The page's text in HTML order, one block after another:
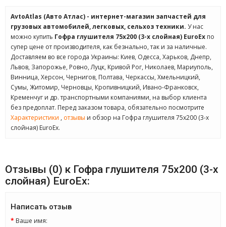
AvtoAtlas (Авто Атлас) - интернет-магазин запчастей для
грузовых автомобилей, легковых, сельхоз техники. У нас
можно купить Гофра глушителя 75x200 (3-х слойная) EuroEx по
супер цене от производителя, как безнально, так и за наличные.
Доставляем во все города Украины: Киев, Одесса, Харьков, Днепр,
Львов, Запорожье, Ровно, Луцк, Кривой Рог, Николаев, Мариуполь,
Винница, Херсон, Чернигов, Полтава, Черкассы, Хмельницкий,
Сумы, Житомир, Черновцы, Кропивницкий, Ивано-Франковск,
Кременчуг и др. транспортными компаниями, на выбор клиента
без предоплат. Перед заказом товара, обязательно посмотрите
Характеристики , отзывы и обзор на Гофра глушителя 75x200 (3-х
слойная) EuroEx.
Отзывы (0) к Гофра глушителя 75x200 (3-х
слойная) EuroEx:
Написать отзыв
Ваше имя: